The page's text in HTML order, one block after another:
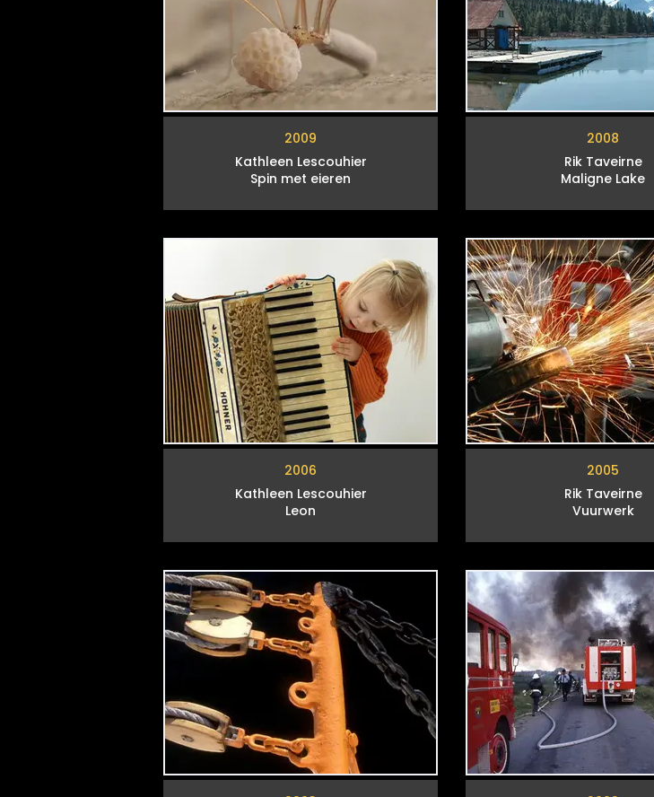
2009
Kathleen Lescouhier
Spin met eieren
2008
Rik Taveirne
Maligne Lake
2006
Kathleen Lescouhier
Leon
2005
Rik Taveirne
Vuurwerk